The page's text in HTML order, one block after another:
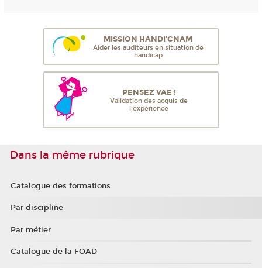
MISSION HANDI'CNAM
Aider les auditeurs en situation de
handicap
PENSEZ VAE !
Validation des acquis de
l'expérience
Dans la même rubrique
Catalogue des formations
Par discipline
Par métier
Catalogue de la FOAD